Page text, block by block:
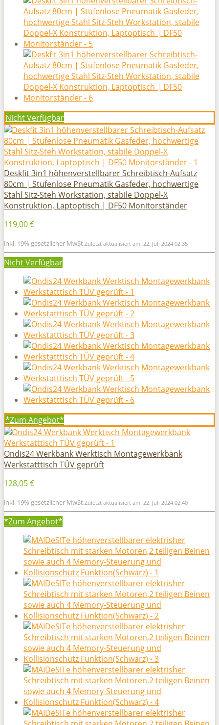
Nicht Verfügbar
Deskfit 3in1 höhenverstellbarer Schreibtisch-Aufsatz
80cm | Stufenlose Pneumatik Gasfeder, hochwertige
Stahl Sitz-Steh Workstation, stabile Doppel-X
Konstruktion, Laptoptisch | DF50 Monitorständer
119,00 €
inkl. 19% gesetzlicher MwSt.Zuletzt aktualisiert am: 22. Juli 2024 02:35
Nicht Verfügbar
*Zum Angebot*
Ondis24 Werkbank Werktisch Montagewerkbank
Werkstatttisch TÜV geprüft
128,05 €
inkl. 19% gesetzlicher MwSt.Zuletzt aktualisiert am: 22. Juli 2024 02:40
*Zum Angebot*